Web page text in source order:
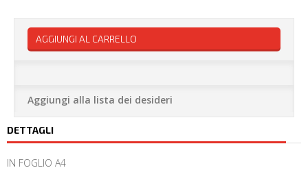
AGGIUNGI AL CARRELLO
Aggiungi alla lista dei desideri
DETTAGLI
IN FOGLIO A4